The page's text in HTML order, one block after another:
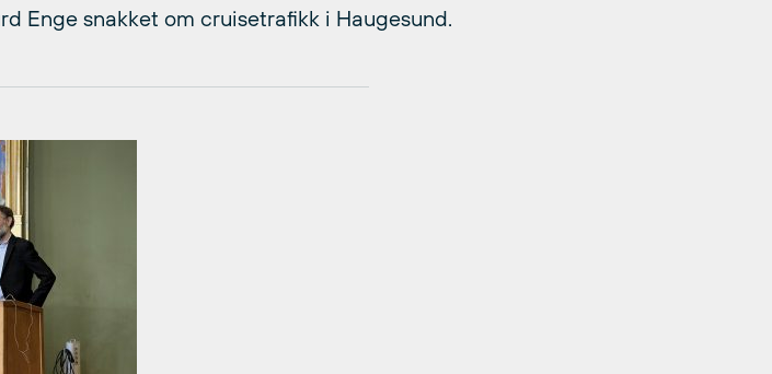
Enge snakket om cruisetrafikk i Haugesund.